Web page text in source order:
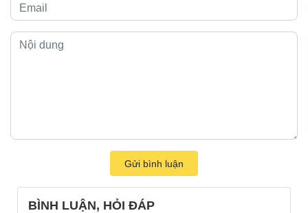
Gửi bình luận
BÌNH LUẬN, HỎI ĐÁP